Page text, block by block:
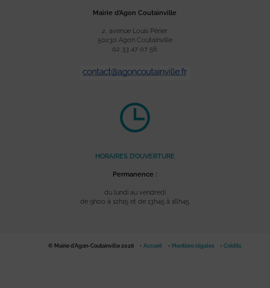
Mairie d’Agon Coutainville
2, avenue Louis Périer
50230 Agon Coutainville
02 33 47 07 56
HORAIRES D’OUVERTURE
Permanence :
du lundi au vendredi
de 9h00 à 12h15 et de 13h45 à 16h45
© Mairie d'Agon-Coutainville 2026 Accueil Mentions légales Crédits